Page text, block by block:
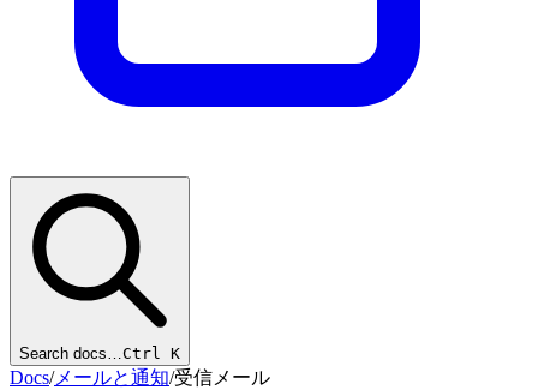
Search docs… Ctrl K
Docs/メールと通知/受信メール